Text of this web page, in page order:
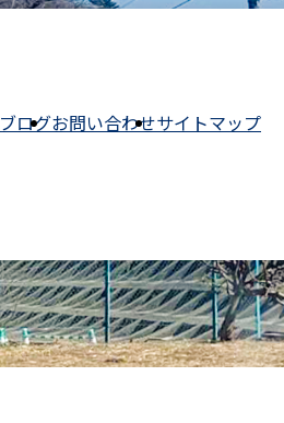
ブログお問い合わせサイトマップ